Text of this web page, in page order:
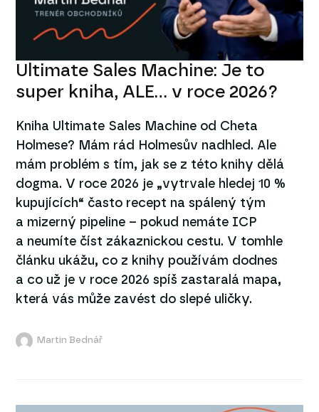
Ultimate Sales Machine: Je to
super kniha, ALE… v roce 2026?
Kniha Ultimate Sales Machine od Cheta
Holmese? Mám rád Holmesův nadhled. Ale
mám problém s tím, jak se z této knihy dělá
dogma. V roce 2026 je „vytrvale hledej 10 %
kupujících“ často recept na spálený tým
a mizerný pipeline – pokud nemáte ICP
a neumíte číst zákaznickou cestu. V tomhle
článku ukážu, co z knihy používám dodnes
a co už je v roce 2026 spíš zastaralá mapa,
která vás může zavést do slepé uličky.
Martin Bednář